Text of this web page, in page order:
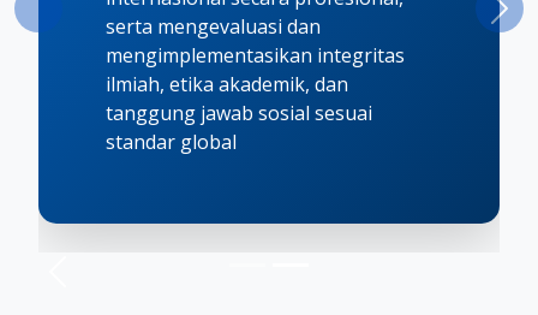
serta mengevaluasi dan
mengimplementasikan integritas
ilmiah, etika akademik, dan
tanggung jawab sosial sesuai
standar global